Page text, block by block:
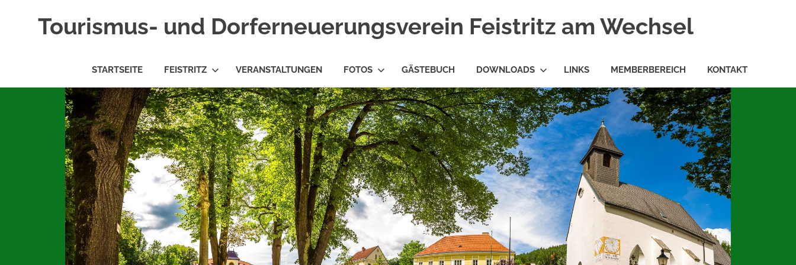
Tourismus- und Dorferneuerungsverein Feistritz am Wechsel
STARTSEITE FEISTRITZ VERANSTALTUNGEN FOTOS GÄSTEBUCH DOWNLOADS LINKS MEMBERBEREICH KONTAKT